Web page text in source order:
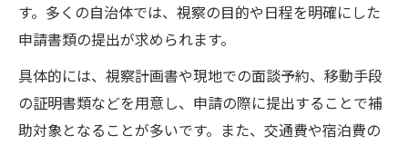
す。多くの自治体では、視察の目的や日程を明確にした
申請書類の提出が求められます。
具体的には、視察計画書や現地での面談予約、移動手段
の証明書類などを用意し、申請の際に提出することで補
助対象となることが多いです。また、交通費や宿泊費の